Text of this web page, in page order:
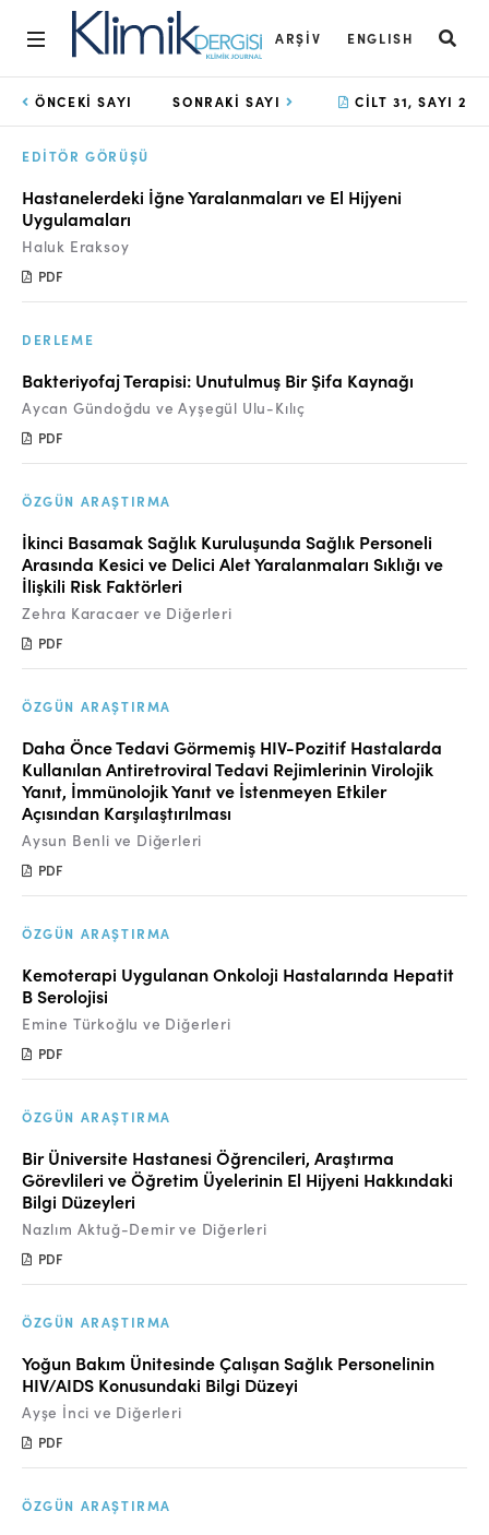
ARŞIV ENGLISH
Ana Sayfa
Arşiv
Amaç ve Kapsam
Açık Erişim İlkesi
Yayın Kurulu
Danışmanlık Süreci
Yazarlara Bilgi
Online Makale Gönderimi
Dizinler
Telif Hakları
İletişim
ÖNCEKI SAYI SONRAKI SAYI CILT 31, SAYI 2
EDITÖR GÖRÜŞÜ
Hastanelerdeki İğne Yaralanmaları ve El Hijyeni
Uygulamaları
Haluk Eraksoy
PDF
DERLEME
Bakteriyofaj Terapisi: Unutulmuş Bir Şifa Kaynağı
Aycan Gündoğdu ve Ayşegül Ulu-Kılıç
PDF
ÖZGÜN ARAŞTIRMA
İkinci Basamak Sağlık Kuruluşunda Sağlık Personeli
Arasında Kesici ve Delici Alet Yaralanmaları Sıklığı ve
İlişkili Risk Faktörleri
Zehra Karacaer ve Diğerleri
PDF
ÖZGÜN ARAŞTIRMA
Daha Önce Tedavi Görmemiş HIV-Pozitif Hastalarda
Kullanılan Antiretroviral Tedavi Rejimlerinin Virolojik
Yanıt, İmmünolojik Yanıt ve İstenmeyen Etkiler
Açısından Karşılaştırılması
Aysun Benli ve Diğerleri
PDF
ÖZGÜN ARAŞTIRMA
Kemoterapi Uygulanan Onkoloji Hastalarında Hepatit
B Serolojisi
Emine Türkoğlu ve Diğerleri
PDF
ÖZGÜN ARAŞTIRMA
Bir Üniversite Hastanesi Öğrencileri, Araştırma
Görevlileri ve Öğretim Üyelerinin El Hijyeni Hakkındaki
Bilgi Düzeyleri
Nazlım Aktuğ-Demir ve Diğerleri
PDF
ÖZGÜN ARAŞTIRMA
Yoğun Bakım Ünitesinde Çalışan Sağlık Personelinin
HIV/AIDS Konusundaki Bilgi Düzeyi
Ayşe İnci ve Diğerleri
PDF
ÖZGÜN ARAŞTIRMA